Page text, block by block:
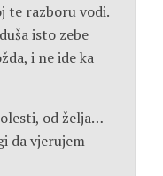
te razboru vodi.
isto zebe
i ne ide ka
od želja…
da vjerujem